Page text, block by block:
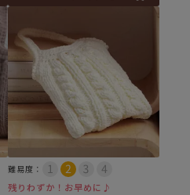
難易度：
残りわずか！お早めに♪